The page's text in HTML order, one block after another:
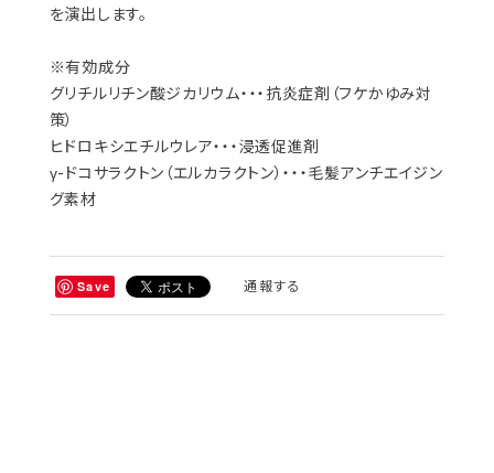
を演出します。
※有効成分
グリチルリチン酸ジカリウム・・・抗炎症剤（フケかゆみ対
策）
ヒドロキシエチルウレア・・・浸透促進剤
γ-ドコサラクトン（エルカラクトン）・・・毛髪アンチエイジン
グ素材
Save 通報する